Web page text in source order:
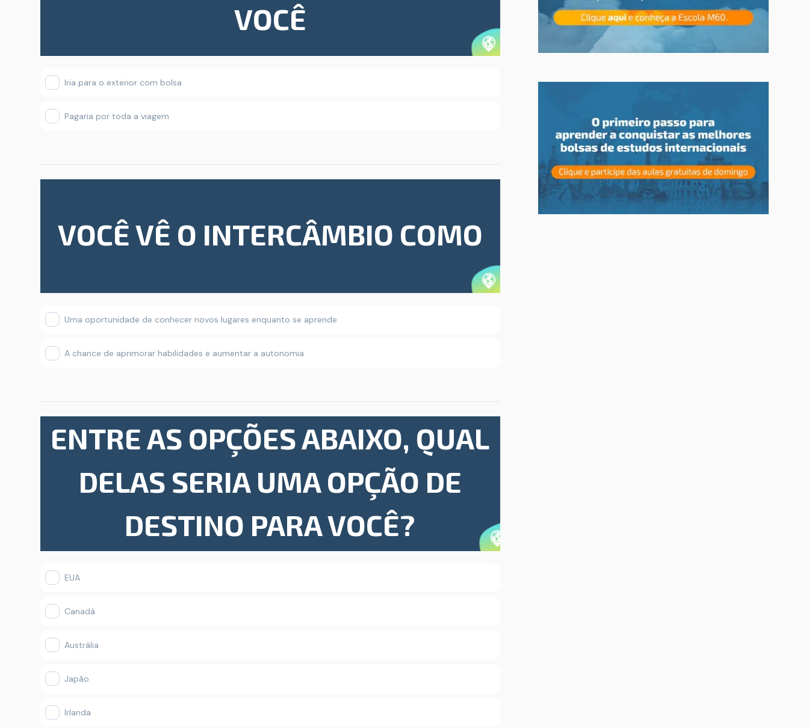
VOCÊ
Iria para o exterior com bolsa
Pagaria por toda a viagem
VOCÊ VÊ O INTERCÂMBIO COMO
Uma oportunidade de conhecer novos lugares enquanto se aprende
A chance de aprimorar habilidades e aumentar a autonomia
ENTRE AS OPÇÕES ABAIXO, QUAL
DELAS SERIA UMA OPÇÃO DE
DESTINO PARA VOCÊ?
EUA
Canadá
Austrália
Japão
Irlanda